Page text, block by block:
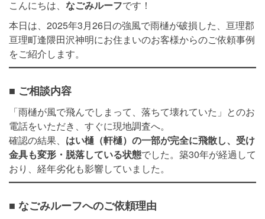
こんにちは、 なごみルーフです！
本日は、2025年3月26日の強風で雨樋が破損した、亘理郡
亘理町逢隈田沢神明にお住まいのお客様からのご依頼事例
をご紹介します。
■ ご相談内容
「雨樋が風で飛んでしまって、落ちて壊れていた」とのお
電話をいただき、すぐに現地調査へ。
確認の結果、 はい樋（軒樋）の一部が完全に飛散し、受け
金具も変形・脱落している状態でした。築30年が経過して
おり、経年劣化も影響していました。
■ なごみルーフへのご依頼理由